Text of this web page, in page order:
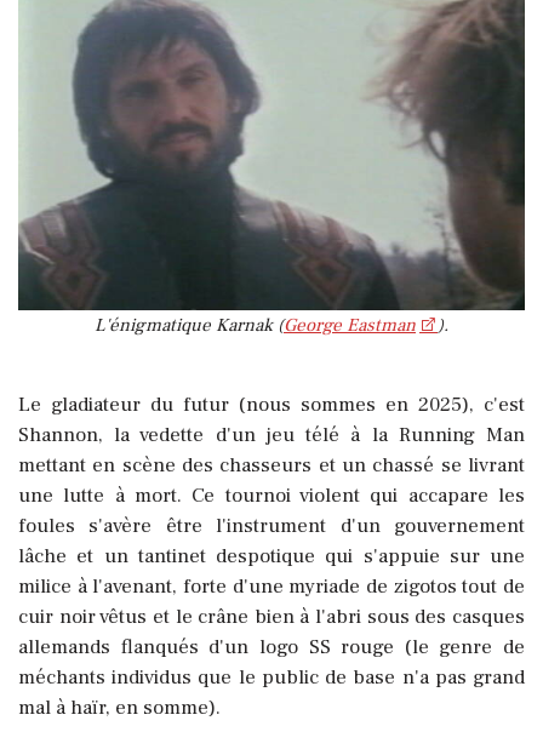
L'énigmatique Karnak (George Eastman ).
Le gladiateur du futur (nous sommes en 2025), c'est
Shannon, la vedette d'un jeu télé à la Running Man
mettant en scène des chasseurs et un chassé se livrant
une lutte à mort. Ce tournoi violent qui accapare les
foules s'avère être l'instrument d'un gouvernement
lâche et un tantinet despotique qui s'appuie sur une
milice à l'avenant, forte d'une myriade de zigotos tout de
cuir noir vêtus et le crâne bien à l'abri sous des casques
allemands flanqués d'un logo SS rouge (le genre de
méchants individus que le public de base n'a pas grand
mal à haïr, en somme).